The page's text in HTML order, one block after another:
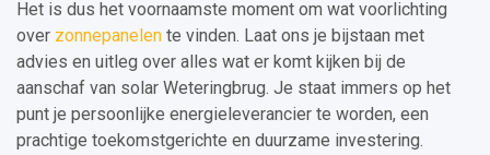
Het is dus het voornaamste moment om wat voorlichting
over zonnepanelen te vinden. Laat ons je bijstaan met
advies en uitleg over alles wat er komt kijken bij de
aanschaf van solar Weteringbrug. Je staat immers op het
punt je persoonlijke energieleverancier te worden, een
prachtige toekomstgerichte en duurzame investering.